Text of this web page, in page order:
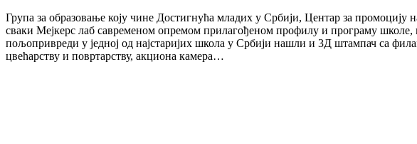
Група за образовање коју чине Достигнућа младих у Србији, Центар за
сваки Мејкерс лаб савременом опремом прилагођеном профилу и програму
пољопривреди у једној од најстаријих школа у Србији нашли и 3Д штампач са
цвећарству и повртарству, акциона камера…